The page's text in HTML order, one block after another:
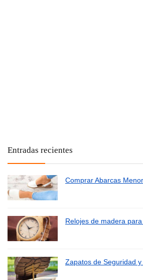
Entradas recientes
Comprar Abarcas
Relojes de madera
Zapatos de Seguridad y